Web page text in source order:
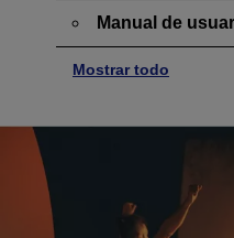
Manual de
Mostrar todo